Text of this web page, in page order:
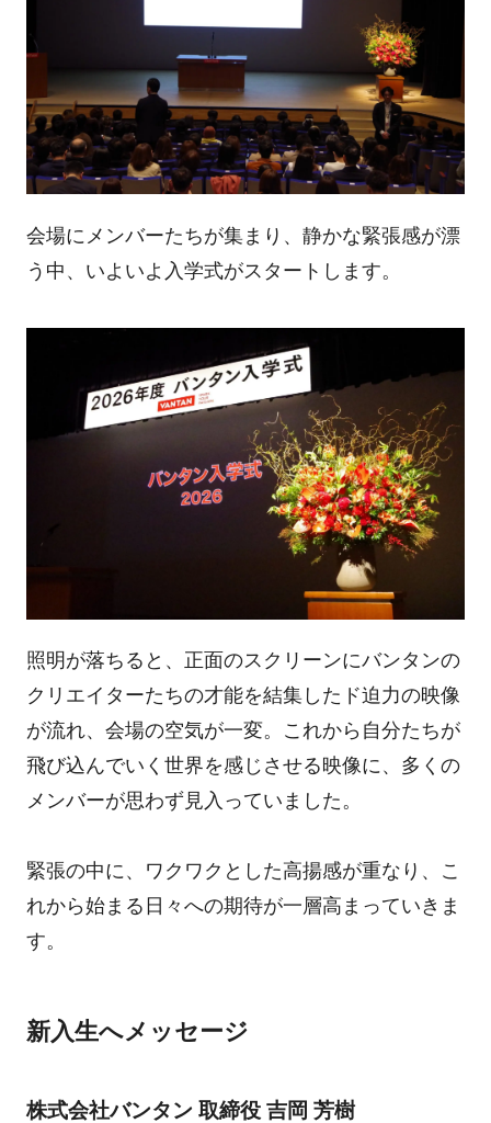
会場にメンバーたちが集まり、静かな緊張感が漂
う中、いよいよ入学式がスタートします。
照明が落ちると、正面のスクリーンにバンタンの
クリエイターたちの才能を結集したド迫力の映像
が流れ、会場の空気が一変。これから自分たちが
飛び込んでいく世界を感じさせる映像に、多くの
メンバーが思わず見入っていました。
緊張の中に、ワクワクとした高揚感が重なり、こ
れから始まる日々への期待が一層高まっていきま
す。
新入生へメッセージ
株式会社バンタン 取締役 吉岡 芳樹